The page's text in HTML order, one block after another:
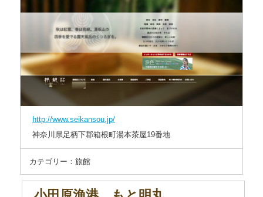
http://www.seikansou.jp/
神奈川県足柄下郡箱根町湯本茶屋19番地
カテゴリー：旅館